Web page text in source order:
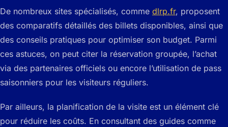
De nombreux sites spécialisés, comme dlrp.fr, proposent
des comparatifs détaillés des billets disponibles, ainsi que
des conseils pratiques pour optimiser son budget. Parmi
ces astuces, on peut citer la réservation groupée, l’achat
via des partenaires officiels ou encore l’utilisation de pass
saisonniers pour les visiteurs réguliers.
Par ailleurs, la planification de la visite est un élément clé
pour réduire les coûts. En consultant des guides comme